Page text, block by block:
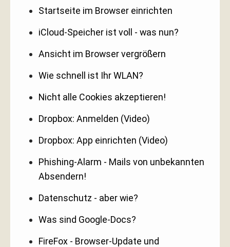
Startseite im Browser einrichten
iCloud-Speicher ist voll - was nun?
Ansicht im Browser vergrößern
Wie schnell ist Ihr WLAN?
Nicht alle Cookies akzeptieren!
Dropbox: Anmelden (Video)
Dropbox: App einrichten (Video)
Phishing-Alarm - Mails von unbekannten
Absendern!
Datenschutz - aber wie?
Was sind Google-Docs?
FireFox - Browser-Update und